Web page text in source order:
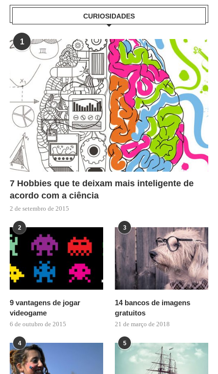
CURIOSIDADES
1
7 Hobbies que te deixam mais inteligente de
acordo com a ciência
2 de setembro de 2015
2
9 vantagens de jogar
videogame
6 de outubro de 2015
3
14 bancos de imagens
gratuitos
21 de março de 2018
4 5